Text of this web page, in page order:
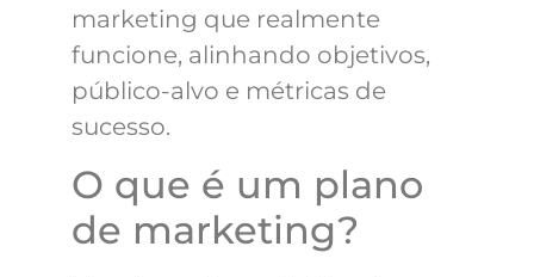
marketing que realmente
funcione, alinhando objetivos,
público-alvo e métricas de
sucesso.
O que é um plano
de marketing?